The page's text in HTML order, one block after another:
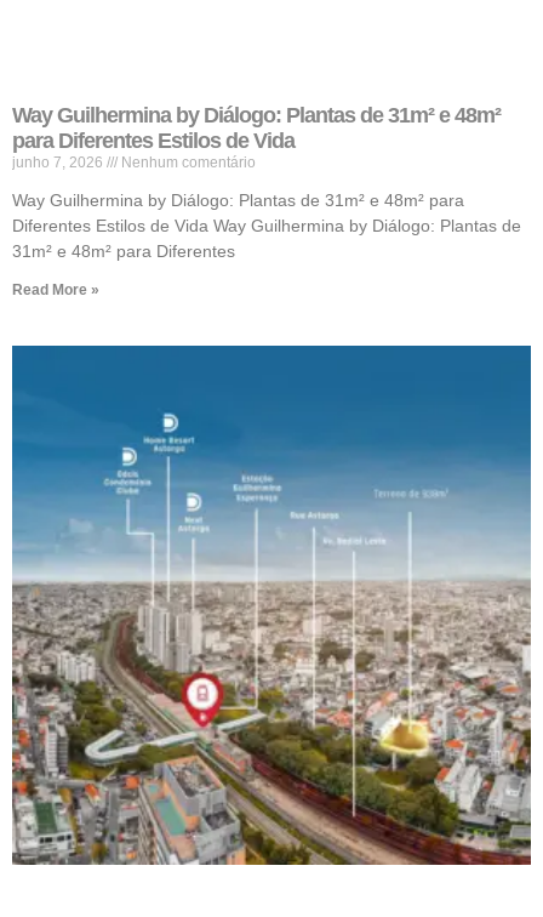
Way Guilhermina by Diálogo: Plantas de 31m² e 48m²
para Diferentes Estilos de Vida
junho 7, 2026 Nenhum comentário
Way Guilhermina by Diálogo: Plantas de 31m² e 48m² para
Diferentes Estilos de Vida Way Guilhermina by Diálogo: Plantas de
31m² e 48m² para Diferentes
Read More »